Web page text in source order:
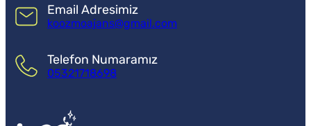
Email Adresimiz
koozmoajans@gmail.com
Telefon Numaramız
05321718698